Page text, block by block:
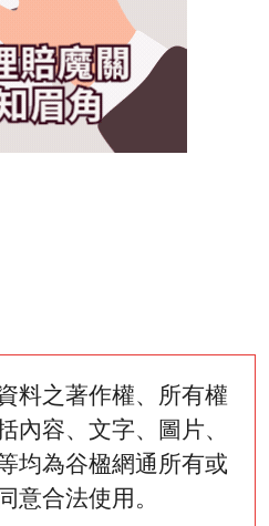
料之著作權、所有權
內容、文字、圖片、
均為谷楹網通所有或
意合法使用。